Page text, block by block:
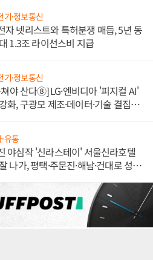
기·정보통신
자 넷리스트와 특허분쟁 매듭, 5년 동
1.3조 라이선스비 지급
기·정보통신
야 산다⑧] LG·엔비디아 '피지컬 AI'
화, 구광모 제조·데이터·기술 결집
유통
야심작 '신라스테이' 서울신라호텔
나가, 평택·주문진·해남·건대로 성